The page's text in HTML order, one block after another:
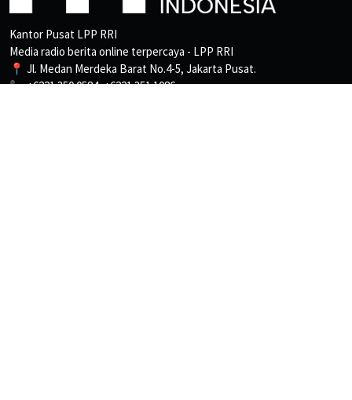
Kantor Pusat LPP RRI
Media radio berita online terpercaya - LPP RRI
📍 Jl. Medan Merdeka Barat No.4-5, Jakarta Pusat.
📞 +6221 350 0584, +6221 351 1086